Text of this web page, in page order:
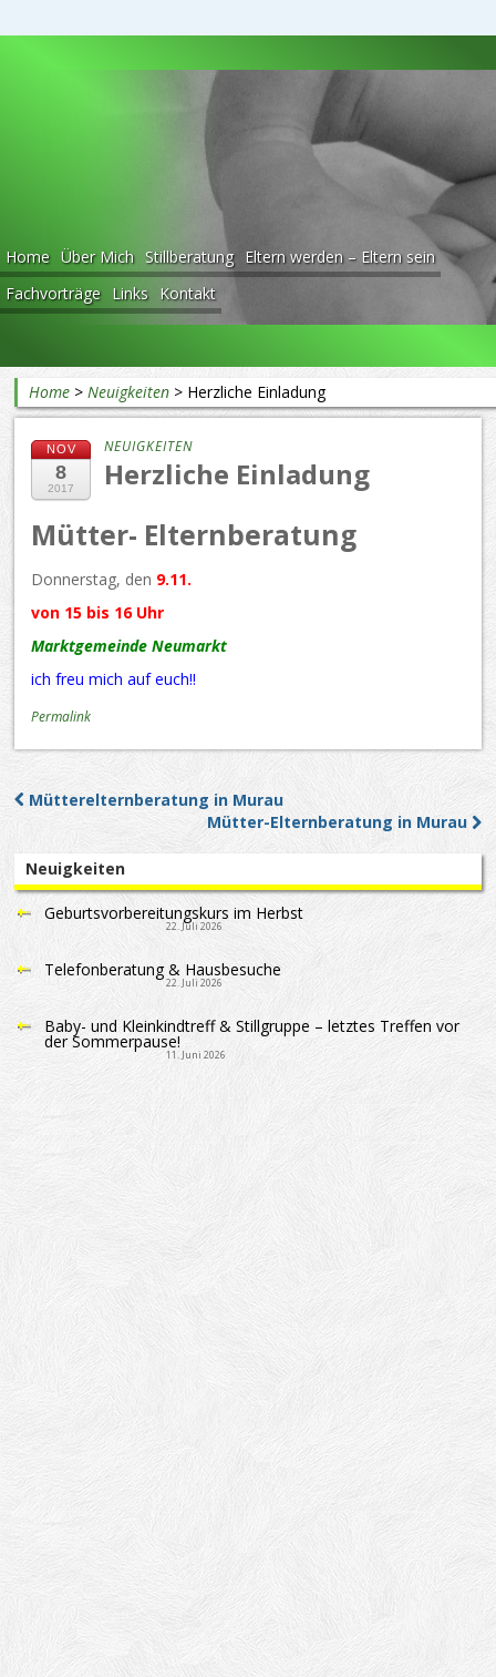
Home Über Mich Stillberatung Eltern werden – Eltern sein
Fachvorträge Links Kontakt
Beratung rund ums Baby
Home >Neuigkeiten > Herzliche Einladung
NOV
8
2017
NEUIGKEITEN
Herzliche Einladung
Mütter- Elternberatung
Donnerstag, den 9.11.
von 15 bis 16 Uhr
Marktgemeinde Neumarkt
ich freu mich auf euch!!
Permalink
Post navigation
Mütterelternberatung in Murau
Mütter-Elternberatung in Murau
Neuigkeiten
Geburtsvorbereitungskurs im Herbst
22. Juli 2026
Telefonberatung & Hausbesuche
22. Juli 2026
Baby- und Kleinkindtreff & Stillgruppe – letztes Treffen vor
der Sommerpause!
11. Juni 2026